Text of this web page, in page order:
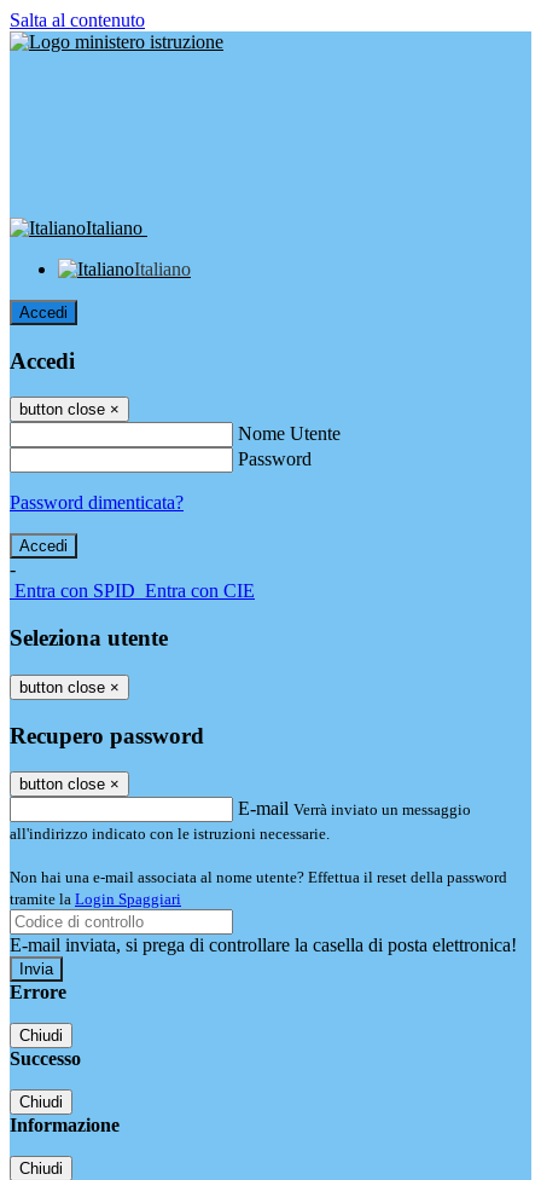
Salta al contenuto
Italiano
Italiano
Accedi
Accedi
button close ×
Nome Utente
Password
Password dimenticata?
-
Entra con SPID Entra con CIE
Seleziona utente
button close ×
Recupero password
button close ×
E-mail Verrà inviato un messaggio
all'indirizzo indicato con le istruzioni necessarie.
Non hai una e-mail associata al nome utente? Effettua il reset della password
tramite la Login Spaggiari
E-mail inviata, si prega di controllare la casella di posta elettronica!
Errore
Chiudi
Successo
Chiudi
Informazione
Chiudi